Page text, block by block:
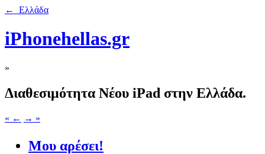
← Ελλάδα
iPhonehellas.gr
»
Διαθεσιμότητα Νέου iPad στην Ελλάδα.
« ← → »
Μου αρέσει!